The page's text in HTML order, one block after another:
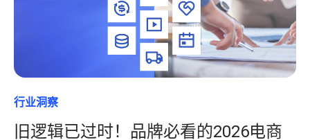
行业洞察
旧逻辑已过时！品牌必看的2026电商